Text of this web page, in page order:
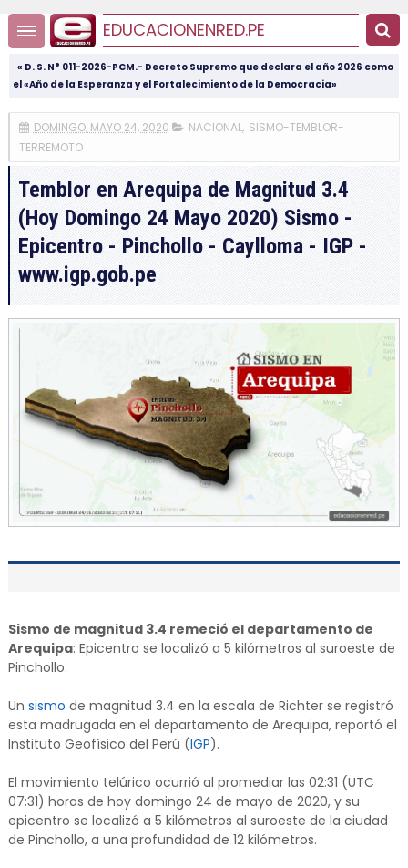
EDUCACIONENRED.PE
« D. S. N° 011-2026-PCM.- Decreto Supremo que declara el año 2026 como
el «Año de la Esperanza y el Fortalecimiento de la Democracia»
DOMINGO, MAYO 24, 2020 NACIONAL, SISMO-TEMBLOR-
TERREMOTO
Temblor en Arequipa de Magnitud 3.4
(Hoy Domingo 24 Mayo 2020) Sismo -
Epicentro - Pinchollo - Caylloma - IGP -
www.igp.gob.pe
Sismo de magnitud 3.4 remeció el departamento de
Arequipa: Epicentro se localizó a 5 kilómetros al suroeste de
Pinchollo.
Un sismo de magnitud 3.4 en la escala de Richter se registró
esta madrugada en el departamento de Arequipa, reportó el
Instituto Geofísico del Perú (IGP).
El movimiento telúrico ocurrió al promediar las 02:31 (UTC
07:31) horas de hoy domingo 24 de mayo de 2020, y su
epicentro se localizó a 5 kilómetros al suroeste de la ciudad
de Pinchollo, a una profundidad de 12 kilómetros.